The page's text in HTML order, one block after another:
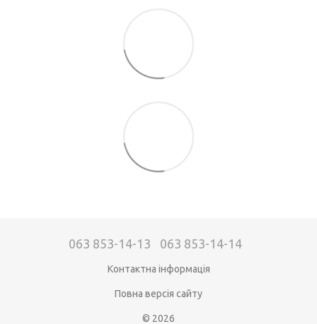
063 853-14-13 063 853-14-14
Контактна інформація
Повна версія сайту
© 2026